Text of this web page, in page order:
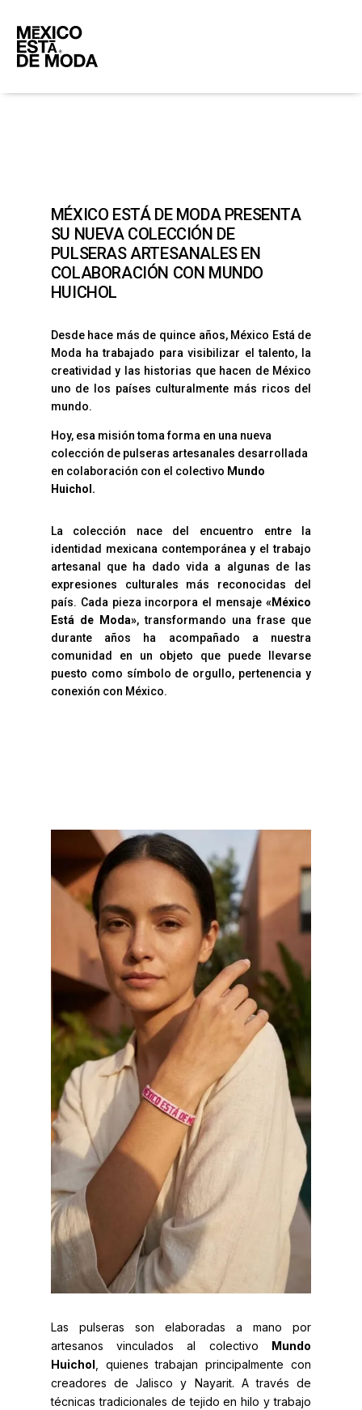
MÉXICO ESTÁ DE MODA PRESENTA
SU NUEVA COLECCIÓN DE
PULSERAS ARTESANALES EN
COLABORACIÓN CON MUNDO
HUICHOL
Desde hace más de quince años, México Está de
Moda ha trabajado para visibilizar el talento, la
creatividad y las historias que hacen de México
uno de los países culturalmente más ricos del
mundo.
Hoy, esa misión toma forma en una nueva
colección de pulseras artesanales desarrollada
en colaboración con el colectivo Mundo
Huichol.
La colección nace del encuentro entre la
identidad mexicana contemporánea y el trabajo
artesanal que ha dado vida a algunas de las
expresiones culturales más reconocidas del
país. Cada pieza incorpora el mensaje«México
Está de Moda», transformando una frase que
durante años ha acompañado a nuestra
comunidad en un objeto que puede llevarse
puesto como símbolo de orgullo, pertenencia y
conexión con México.
Las pulseras son elaboradas a mano por
artesanos vinculados al colectivo Mundo
Huichol , quienes trabajan principalmente con
creadores de Jalisco y Nayarit. A través de
técnicas tradicionales de tejido en hilo y trabajo